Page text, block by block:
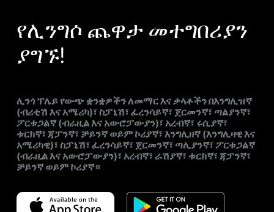
የሊንግሶ ጨዋታ መተግበሪያን
ያግኙ!
ሊንጎ ፕሌይ የውጭ ቋንቋዎችን ለመማር እና ቃላቶችን በእንግሊዝኛ
(ብሪቲሽ እና አሜሪካ)፣ ስፓኒሽ፣ ፈረንሳይኛ፣ ጀርመንኛ፣ ጣልያንኛ፣
ፖርቱጋልኛ (ብራዚል እና አውሮፓውያን)፣ አረብኛ፣ ሩሲያኛ፣
ቱርክኛ፣ ጃፓንኛ፣ ቻይንኛ ወይም ኮሪያኛ፣ እንግሊዘኛ (እንግሊዛዊ እና
አሜሪካዊ)፣ ስፓኒሽ፣ ፈረንሳይኛ፣ ጀርመንኛ፣ ጣሊያንኛ፣ ፖርቱጋልኛ
(ብራዚል እና አውሮፓውያን)፣ አረብኛ፣ ራሽያኛ፣ ቱርክኛ፣ ጃፓንኛ፣
ቻይንኛ ወይም ኮሪያኛ።